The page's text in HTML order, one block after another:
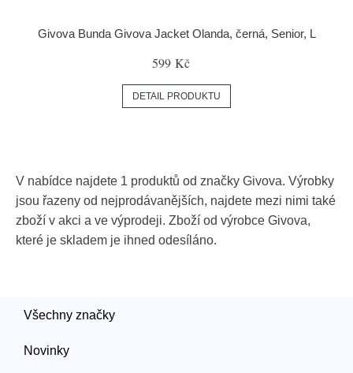
Givova Bunda Givova Jacket Olanda, černá, Senior, L
599 Kč
DETAIL PRODUKTU
V nabídce najdete 1 produktů od značky Givova. Výrobky
jsou řazeny od nejprodávanějších, najdete mezi nimi také
zboží v akci a ve výprodeji. Zboží od výrobce Givova,
které je skladem je ihned odesíláno.
Všechny značky
Novinky